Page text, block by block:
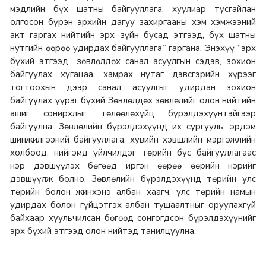
мэдлийн бүх шатны байгууллага, хуулиар тусгайлан
олгосон бүрэн эрхийн дагуу захиргааны хэм хэмжээний
акт гаргах нийтийн эрх зүйн бусад этгээд, бүх шатны
нутгийн өөрөө удирдах байгууллага” гаргана. Энэхүү “эрх
бүхий этгээд” зөвлөлдөх санал асуулгын сэдэв, зохион
байгуулах хугацаа, хамрах нутаг дэвсгэрийн хүрээг
тогтоохын дээр санал асуулгыг удирдан зохион
байгуулах үүрэг бүхий Зөвлөлдөх зөвлөлийг олон нийтийн
ашиг сонирхлыг төлөөлөхүйц бүрэлдэхүүнтэйгээр
байгуулна. Зөвлөлийн бүрэлдэхүүнд их сургууль, эрдэм
шинжилгээний байгууллага, хувийн хэвшлийн мэргэжлийн
холбоод, нийгэмд үйлчилдэг төрийн бус байгууллагаас
нэр дэвшүүлэх бөгөөд иргэн өөрөө өөрийн нэрийг
дэвшүүлж болно. Зөвлөлийн бүрэлдэхүүнд төрийн улс
төрийн болон жинхэнэ албан хаагч, улс төрийн намын
удирдах болон гүйцэтгэх албан тушаалтныг оруулахгүй
байхаар хуульчилсан бөгөөд сонгогдсон бүрэлдэхүүнийг
эрх бүхий этгээд олон нийтэд танилцуулна.